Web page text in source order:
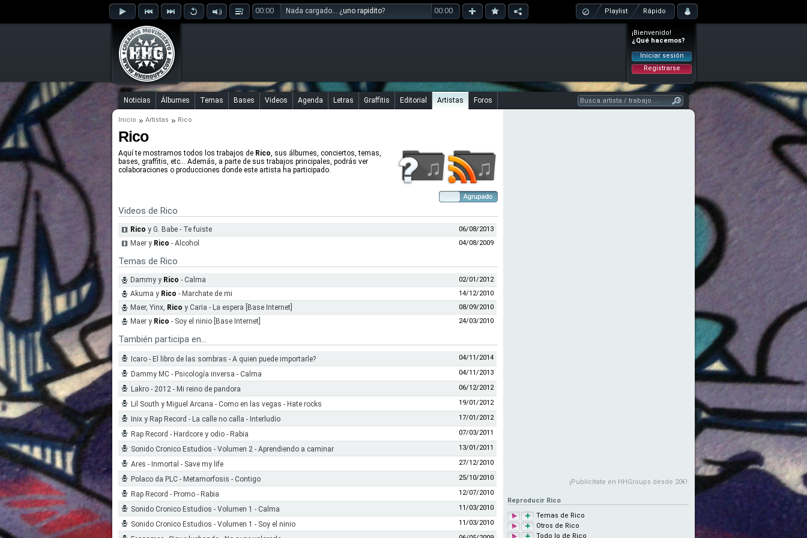
00:00 Nada cargado... ¿uno rapidito? 00:00 Playlist Rápido
¡Bienvenido!
¿Qué hacemos?
Iniciar sesión
Registrarse
Noticias Álbumes Temas Bases Videos Agenda Letras Graffitis Editorial Artistas Foros
Inicio Artistas Rico
Rico
Aquí te mostramos todos los trabajos de Rico, sus álbumes, conciertos, temas,
bases, graffitis, etc... Además, a parte de sus trabajos principales, podrás ver
colaboraciones o producciones donde este artista ha participado.
Videos de Rico
Rico y G. Babe - Te fuiste 06/08/2013
Maer y Rico - Alcohol 04/08/2009
Temas de Rico
Dammy y Rico - Calma 02/01/2012
Akuma y Rico - Marchate de mi 14/12/2010
Maer, Yinx, Rico y Caria - La espera [Base Internet] 08/09/2010
Maer y Rico - Soy el ninio [Base Internet] 24/03/2010
También participa en...
Icaro - El libro de las sombras - A quien puede importarle? 04/11/2014
Dammy MC - Psicología inversa - Calma 04/11/2013
Lakro - 2012 - Mi reino de pandora 06/12/2012
Lil South y Miguel Arcana - Como en las vegas - Hate rocks 19/01/2012
Inix y Rap Record - La calle no calla - Interludio 17/01/2012
Rap Record - Hardcore y odio - Rabia 07/03/2011
Sonido Cronico Estudios - Volumen 2 - Aprendiendo a caminar 13/01/2011
Ares - Inmortal - Save my life 27/12/2010
Polaco da PLC - Metamorfosis - Contigo 25/10/2010
Rap Record - Promo - Rabia 12/07/2010
Sonido Cronico Estudios - Volumen 1 - Calma 11/03/2010
Sonido Cronico Estudios - Volumen 1 - Soy el ninio 11/03/2010
¡Publicítate en HHGroups desde 20€!
Reproducir Rico
Temas de Rico
Otros de Rico
Todo lo de Rico